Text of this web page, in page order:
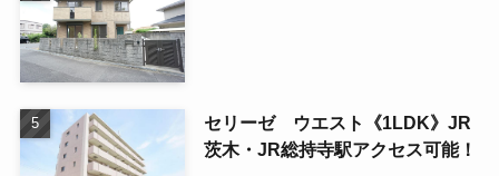
セリーゼ ウエスト《1LDK》JR
茨木・JR総持寺駅アクセス可能！